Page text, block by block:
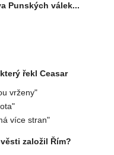
Punských válek...
řekl Ceasar
vrženy"
více stran"
založil Řím?